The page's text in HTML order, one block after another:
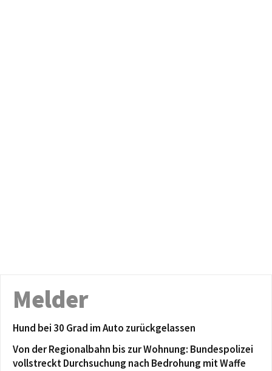
Melder
Hund bei 30 Grad im Auto zurückgelassen
Von der Regionalbahn bis zur Wohnung: Bundespolizei
vollstreckt Durchsuchung nach Bedrohung mit Waffe